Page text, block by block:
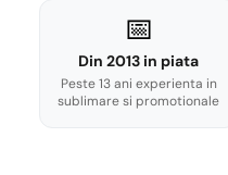
📅
Din 2013 in piata
Peste 13 ani experienta in
sublimare si promotionale